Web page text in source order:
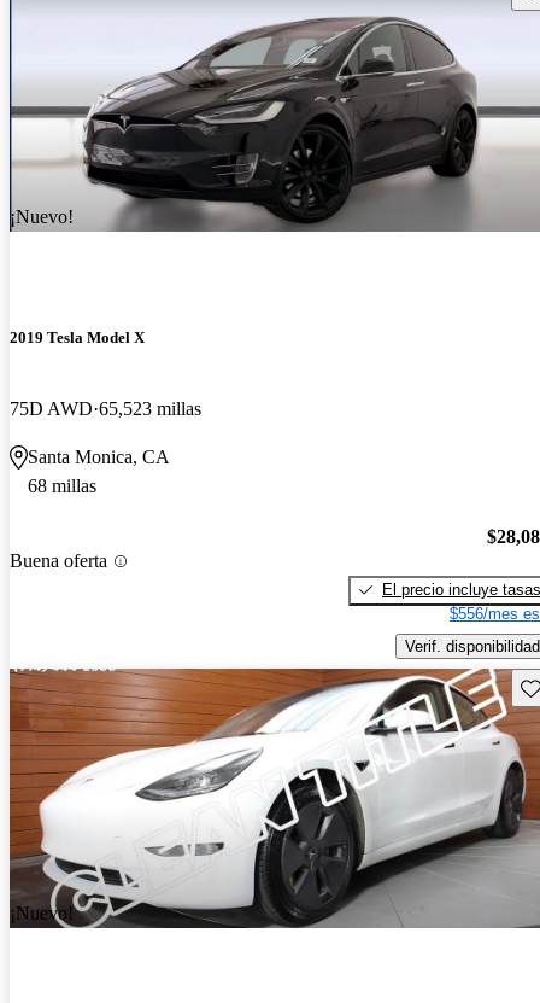
¡Nuevo!
2019 Tesla Model X
75D AWD 65,523 millas
Santa Monica, CA
68 millas
Buena oferta
El precio incluye tasas
$556/mes
Verif. disponibilidad
¡Nuevo!